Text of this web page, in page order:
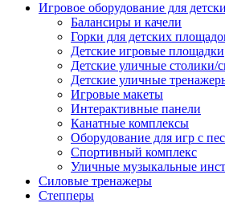
Игровое оборудование для
Балансиры и качели
Горки для детских
Детские игровые площадки
Детские уличные столики/
Детские уличные
Игровые макеты
Интерактивные панели
Канатные комплексы
Оборудование для игр с
Спортивный комплекс
Уличные музыкальные
Силовые тренажеры
Степперы